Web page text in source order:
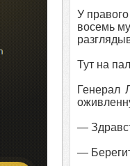
У
восемь
Тут на
Генерал
—
—